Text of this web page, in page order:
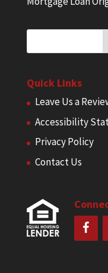
Quick Links
Leave Us a
Accessibility
Privacy Policy
Contact Us